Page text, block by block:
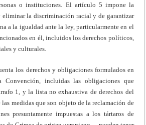
o instituciones. El artículo 5 impone la
la discriminación racial y de garantizar
a la igualdad ante la ley, particularmente en el
en él, incluidos los derechos políticos,
y culturales.
los derechos y obligaciones formulados en
Convención, incluidas las obligaciones que
1, y la lista no exhaustiva de derechos del
medidas que son objeto de la reclamación de
presuntamente impuestas a los tártaros de